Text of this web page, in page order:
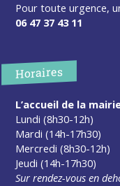
Pour toute urgence,
06 47 37 43 11
Horaires
L’accueil de la
Lundi (8h30-12h)
Mardi (14h-17h30)
Mercredi (8h30-12h)
Jeudi (14h-17h30)
Sur rendez-vous en